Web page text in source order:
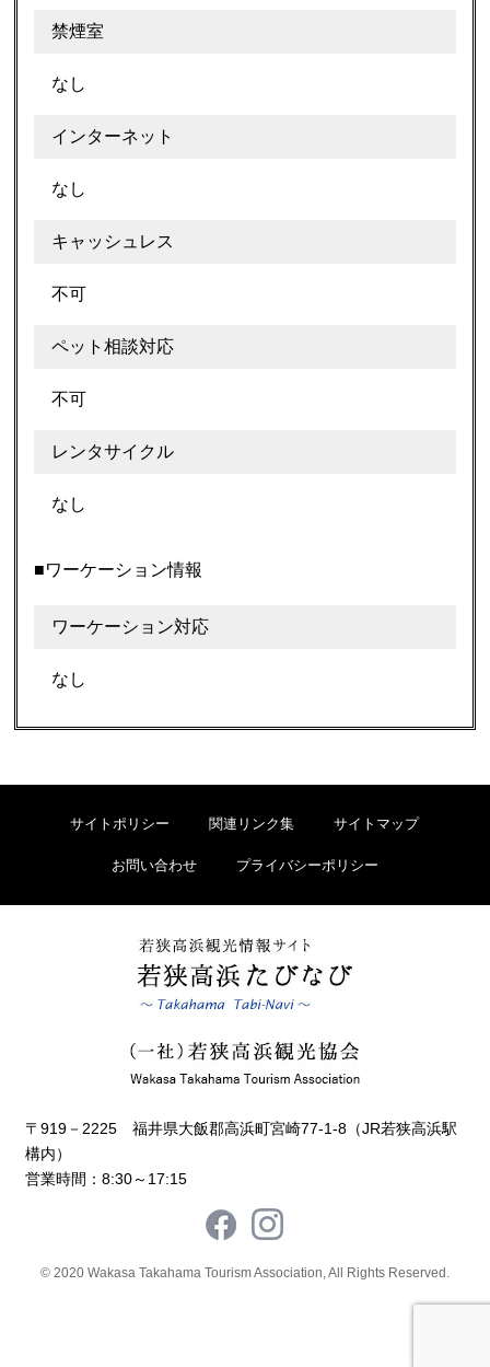
禁煙室
なし
インターネット
なし
キャッシュレス
不可
ペット相談対応
不可
レンタサイクル
なし
■ワーケーション情報
ワーケーション対応
なし
サイトポリシー 関連リンク集 サイトマップ
お問い合わせ プライバシーポリシー
〒919－2225 福井県大飯郡高浜町宮崎77-1-8（JR若狭高浜駅
構内）
営業時間：8:30～17:15
© 2020 Wakasa Takahama Tourism Association, All Rights Reserved.